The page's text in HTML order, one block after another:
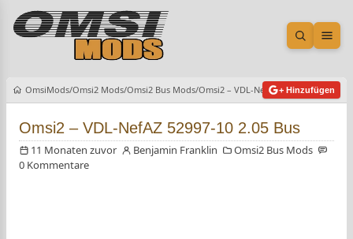
Suche
OmsiMods Omsi2 Mods Omsi2 Bus Mods Omsi2 – VDL-NefAZ 52997-10 2.05 Bus
+ Hinzufügen
Omsi2 – VDL-NefAZ 52997-10 2.05 Bus
11 Monaten zuvor Benjamin Franklin
Omsi2 Bus Mods
0 Kommentare